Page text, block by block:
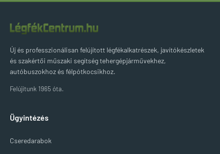
Új és professzionálisan felújított légfékalkatrészek, javítókészletek
és szakértői műszaki segítség tehergépjárművekhez,
autóbuszokhoz és félpótkocsikhoz.
Felújítunk 1965 óta.
Ügyintézés
Cseredarabok